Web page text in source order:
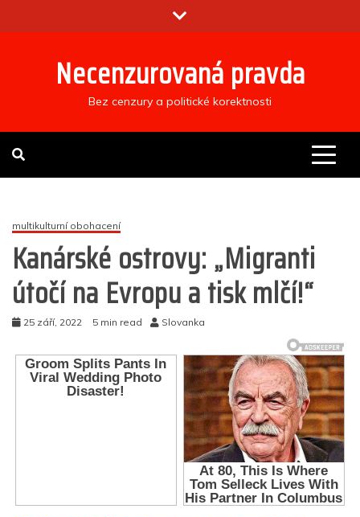
to
Necenzurovaná pravda
Bez cenzury a politické korektnosti
multikulturní obohacení
Kanárské ostrovy: „Migranti
útočí na Evropu a tisk mlčí!“
25 září, 2022 5 min read Slovanka